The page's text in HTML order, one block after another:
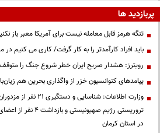
پربازدید ها
تنگه هرمز قابل معامله نیست برای آمریکا معبر باز
باید افراد کارآمدتر را به کار گرفت/ کاری می کنیم
رویترز: هشدار صریح ایران خطر شروع جنگ را
پیامدهای کنوانسیون خزر از واگذاری بحرین هم
وزارت اطلاعات:
تروریستی رژیم
در استان کرمان